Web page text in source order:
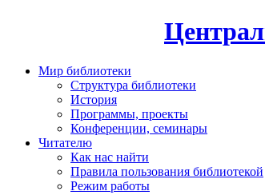
Мир библиотеки
Структура библиотеки
История
Программы, проекты
Конференции, семинары
Читателю
Как нас найти
Правила пользования библиотекой
Режим работы